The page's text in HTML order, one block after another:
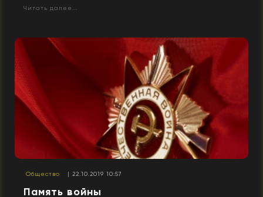
Читать далее...
Общество | 22.10.2019 10:57
Память войны